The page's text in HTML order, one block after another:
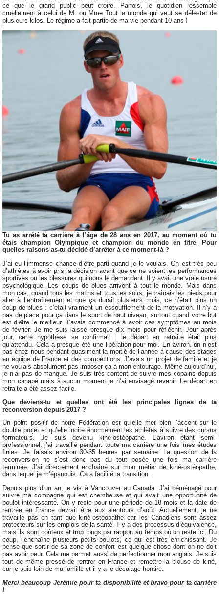
ce que le grand public peut croire. Parfois, le quotidien ressemble
cruellement à celui de M. ou Mme Tout le monde qui veut se délester de
plusieurs kilos. Le régime a fait partie de ma vie pendant 10 ans !
Tu as arrêté ta carrière à l’âge de 28 ans en 2017, au moment où tu
étais champion Olympique et champion du monde en titre. Pour
quelles raisons as-tu décidé d’arrêter à ce moment-là ?
J’ai eu l’immense chance d’être parti quand je le voulais. On est très peu
d’athlètes à avoir pris la décision avant que ce ne soient les performances
sportives ou les blessures qui nous le demandent. Il y avait une vraie usure
psychologique. Les coups de blues arrivent à tout le monde. Mais dans
mon cas, quand tous les matins et tous les soirs, je traînais les pieds pour
aller à l’entraînement et que ça durait plusieurs mois, ce n’était plus un
coup de blues : c’était vraiment un essoufflement de la motivation. Il n’y a
pas de place pour ça dans le sport de haut niveau, surtout quand votre but
est d’être le meilleur. J’avais commencé à avoir ces symptômes au mois
de février. Je me suis laissé presque dix mois pour réfléchir. Jour après
jour, cette hypothèse se confirmait : le départ en retraite était plus
qu’attendu. Cela a presque été une libération pour moi. En aviron, on n’est
pas chez nous pendant quasiment la moitié de l’année à cause des stages
en équipe de France et des compétitions. J’avais un projet de famille et je
ne voulais absolument pas imposer ça à mon entourage. Même aujourd’hui,
je n’ai pas de manque. Je suis très content de suivre mes copains depuis
mon canapé mais à aucun moment je n’ai envisagé revenir. Le départ en
retraite a été assez facile.
Que deviens-tu et quelles ont été les principales lignes de ta
reconversion depuis 2017 ?
Un point positif de notre Fédération est qu’elle met bien l’accent sur le
double projet et qu’elle incite énormément les athlètes à suivre des cursus
formateurs. Je suis devenu kiné-ostéopathe. L’aviron étant semi-
professionnel, j’ai travaillé pendant toute ma carrière une fois mes études
finies. Je faisais environ 30-35 heures par semaine. La question de la
reconversion ne s’est donc pas du tout posée une fois ma carrière
terminée. J’ai directement enchaîné sur mon métier de kiné-ostéopathe,
dans lequel je m’épanouis. Ca a facilité la transition.
Depuis plus d’un an, je vis à Vancouver au Canada. J’ai déménagé pour
suivre ma compagne qui est chercheuse et qui avait une opportunité de
boulot intéressante. On y reste pour une période de 18 mois et la date de
rentrée en France devrait être aux alentours d’août. Actuellement, je ne
travaille pas en tant que kiné-ostéopathe car les Canadiens sont assez
protecteurs sur les emplois de la santé. Il y a des processus d’équivalence,
mais ils sont coûteux et trop longs par rapport au temps où on reste ici. Du
coup, j’enchaîne plusieurs petits boulots, ce qui est très enrichissant. Je
pense que sortir de sa zone de confort est quelque chose dont on ne doit
pas avoir peur. Cela me permet aussi de perfectionner mon anglais. Je suis
tout de même pressé de rentrer en France et remettre la blouse de kiné,
car je suis loin de ma famille et il y a le décalage horaire.
Merci beaucoup Jérémie pour ta disponibilité et bravo pour ta carrière
!